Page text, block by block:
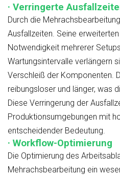
· Verringerte
Durch die
Ausfallzeiten. Seine
Notwendigkeit mehrerer
Wartungsintervalle verlängern
Verschleiß der Komponenten.
reibungsloser und länger, was
Diese Verringerung der
Produktionsumgebungen mit
entscheidender Bedeutung.
· Workflow-Optimierung
Die Optimierung des
Mehrachsbearbeitung ein